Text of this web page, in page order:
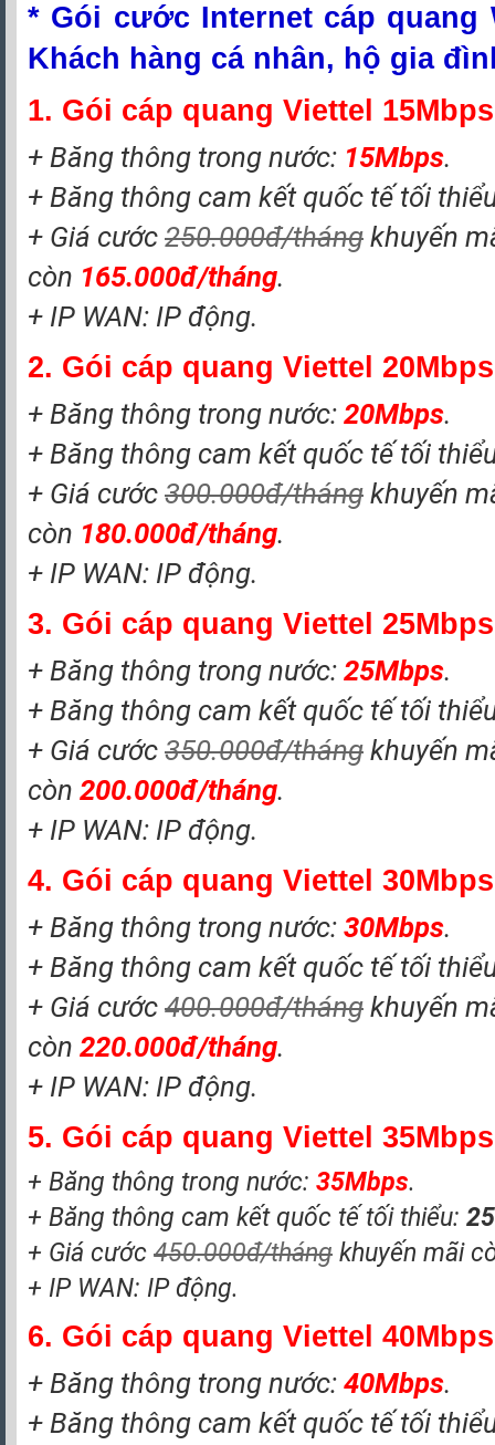
* Gói cước Internet cáp quang
Khách hàng cá nhân, hộ gia
1. Gói cáp quang Viettel
+ Băng thông trong nước: 15Mbps.
+ Băng thông cam kết quốc tế tối
+ Giá cước 250.000đ/tháng khuyến
còn 165.000đ/tháng.
+ IP WAN: IP động.
2. Gói cáp quang Viettel
+ Băng thông trong nước: 20Mbps.
+ Băng thông cam kết quốc tế tối
+ Giá cước 300.000đ/tháng khuyến
còn 180.000đ/tháng.
+ IP WAN: IP động.
3. Gói cáp quang Viettel
+ Băng thông trong nước: 25Mbps.
+ Băng thông cam kết quốc tế tối
+ Giá cước 350.000đ/tháng khuyến
còn 200.000đ/tháng.
+ IP WAN: IP động.
4. Gói cáp quang Viettel
+ Băng thông trong nước: 30Mbps.
+ Băng thông cam kết quốc tế tối
+ Giá cước 400.000đ/tháng khuyến
còn 220.000đ/tháng.
+ IP WAN: IP động.
5. Gói cáp quang Viettel
+ Băng thông trong nước: 35Mbps.
+ Băng thông cam kết quốc tế tối thiểu:
+ Giá cước 450.000đ/tháng khuyến mãi
+ IP WAN: IP động.
6. Gói cáp quang Viettel
+ Băng thông trong nước: 40Mbps.
+ Băng thông cam kết quốc tế tối